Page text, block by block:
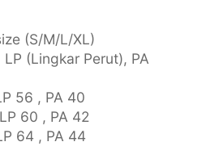
(S/M/L/XL)
(Lingkar Perut), PA
56 , PA 40
60 , PA 42
64 , PA 44